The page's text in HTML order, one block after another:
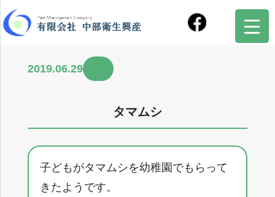
2019.06.29
タマムシ
子どもがタマムシを幼稚園でもらって
きたようです。